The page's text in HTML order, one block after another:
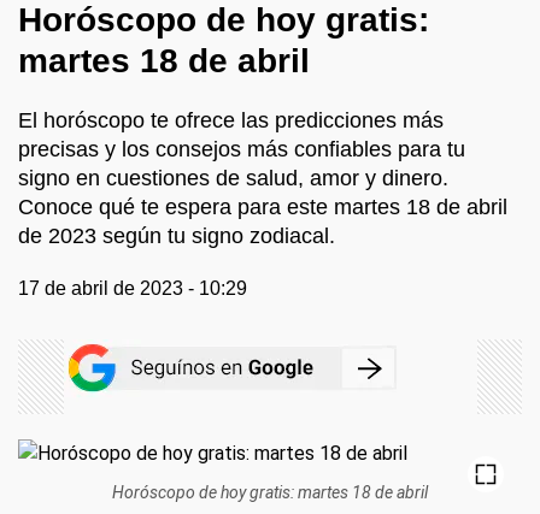
Horóscopo de hoy gratis:
martes 18 de abril
El horóscopo te ofrece las predicciones más
precisas y los consejos más confiables para tu
signo en cuestiones de salud, amor y dinero.
Conoce qué te espera para este martes 18 de abril
de 2023 según tu signo zodiacal.
17 de abril de 2023 - 10:29
Horóscopo de hoy gratis: martes 18 de abril